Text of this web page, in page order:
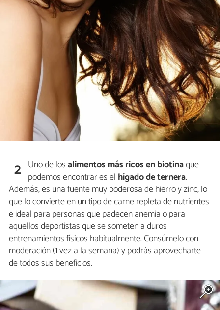
2 Uno de losalimentos más ricos en biotinaque
podemos encontrar es el hígado de ternera.
Además, es una fuente muy poderosa de hierro y zinc, lo
que lo convierte en un tipo de carne repleta de nutrientes
e ideal para personas que padecen anemia o para
aquellos deportistas que se someten a duros
entrenamientos físicos habitualmente. Consúmelo con
moderación (1 vez a la semana) y podrás aprovecharte
de todos sus beneficios.